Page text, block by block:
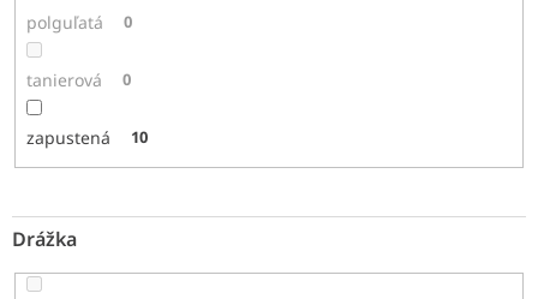
polguľatá 0
tanierová 0
zapustená 10
Drážka